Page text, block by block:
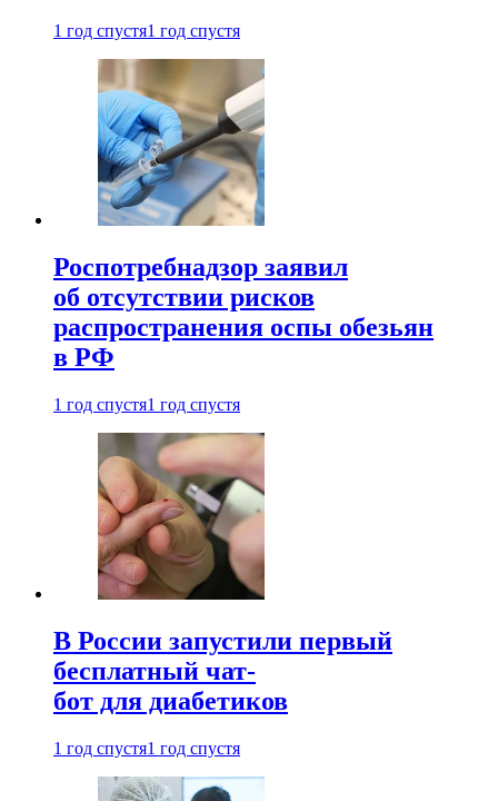
1 год спустя1 год спустя
Роспотребнадзор заявил
об отсутствии рисков
распространения оспы обезьян
в РФ
1 год спустя1 год спустя
В России запустили первый
бесплатный чат-
бот для диабетиков
1 год спустя1 год спустя